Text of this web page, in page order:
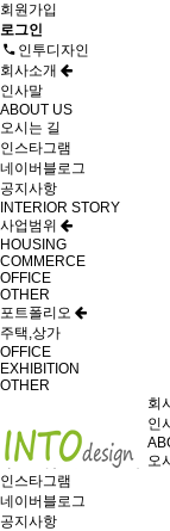
회원가입
로그인
인투디자인
회사소개
인사말
ABOUT US
오시는 길
인스타그램
네이버블로그
공지사항
INTERIOR STORY
사업범위
HOUSING
COMMERCE
OFFICE
OTHER
포트폴리오
주택,상가
OFFICE
EXHIBITION
OTHER
회
인
오
인스타그램
네이버블로그
공지사항